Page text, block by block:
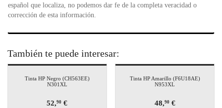
español que localiza, no podemos dar fe de la completa veracidad o
corrección de esta información.
También te puede interesar:
Tinta HP Negro (CH563EE)
N301XL
52,90 €
Tinta HP Amarillo (F6U18AE)
N953XL
48,90€